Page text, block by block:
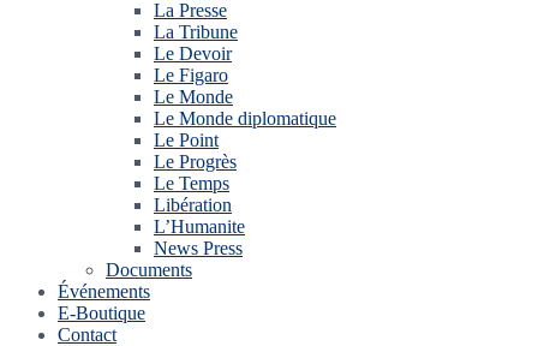
La Presse
La Tribune
Le Devoir
Le Figaro
Le Monde
Le Monde diplomatique
Le Point
Le Progrès
Le Temps
Libération
L’Humanite
News Press
Documents
Événements
E-Boutique
Contact